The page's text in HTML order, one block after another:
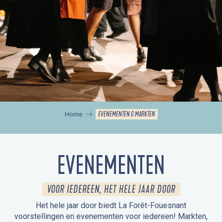
Home EVENEMENTEN & MARKTEN
EVENEMENTEN
VOOR IEDEREEN, HET HELE JAAR DOOR
Het hele jaar door biedt La Forêt-Fouesnant
voorstellingen en evenementen voor iedereen! Markten,